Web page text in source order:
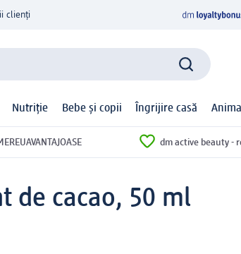
clienți
Nutriție Bebe și copii Îngrijire casă
dm active beauty -
de cacao, 50 ml